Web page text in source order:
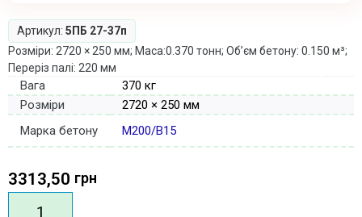
Артикул: 5ПБ 27-37п
Розміри: 2720 × 250 мм; Маса:0.370 тонн; Об’єм бетону: 0.150 м³;
Переріз палі: 220 мм
Вага
370 кг
Розміри
2720 × 250 мм
Марка бетону
М200/В15
3313,50 грн